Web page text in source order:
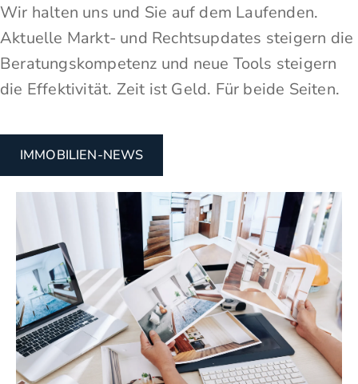
Wir halten uns und Sie auf dem Laufenden.
Aktuelle Markt- und Rechtsupdates steigern die
Beratungskompetenz und neue Tools steigern
die Effektivität. Zeit ist Geld. Für beide Seiten.
IMMOBILIEN-NEWS